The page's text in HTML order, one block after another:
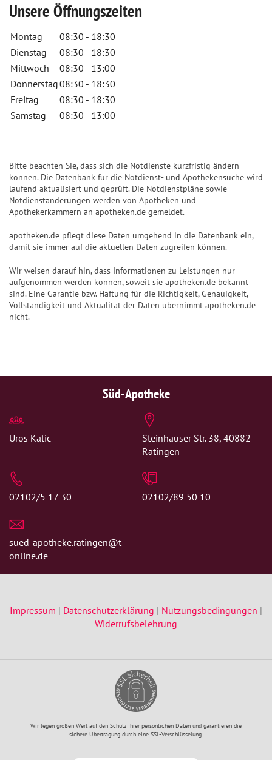
Unsere Öffnungszeiten
Montag
08:30 - 18:30
Dienstag
08:30 - 18:30
Mittwoch
08:30 - 13:00
Donnerstag08:30 - 18:30
Freitag
08:30 - 18:30
Samstag
08:30 - 13:00
Bitte beachten Sie, dass sich die Notdienste kurzfristig ändern
können. Die Datenbank für die Notdienst- und Apothekensuche wird
laufend aktualisiert und geprüft. Die Notdienstpläne sowie
Notdienständerungen werden von Apotheken und
Apothekerkammern an apotheken.de gemeldet.
apotheken.de pflegt diese Daten umgehend in die Datenbank ein,
damit sie immer auf die aktuellen Daten zugreifen können.
Wir weisen darauf hin, dass Informationen zu Leistungen nur
aufgenommen werden können, soweit sie apotheken.de bekannt
sind. Eine Garantie bzw. Haftung für die Richtigkeit, Genauigkeit,
Vollständigkeit und Aktualität der Daten übernimmt apotheken.de
nicht.
Süd-Apotheke
Uros Katic
Steinhauser Str. 38, 40882
Ratingen
02102/5 17 30 02102/89 50 10
sued-apotheke.ratingen@t-
online.de
Impressum | Datenschutzerklärung | Nutzungsbedingungen |
Widerrufsbelehrung
Wir legen großen Wert auf den Schutz Ihrer persönlichen Daten und garantieren die
sichere Übertragung durch eine SSL-Verschlüsselung.